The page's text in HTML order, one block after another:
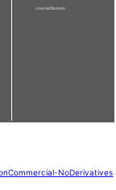
Journal Division
NoDerivatives